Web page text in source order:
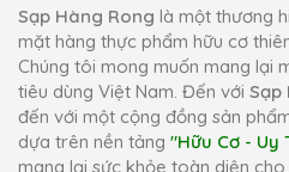
Sạp Hàng Rong là một thương
mặt hàng thực phẩm hữu cơ
Chúng tôi mong muốn mang lại
tiêu dùng Việt Nam. Đến với Sạp
đến với một cộng đồng sản
dựa trên nền tảng "Hữu Cơ - Uy
mang lại sức khỏe toàn diện